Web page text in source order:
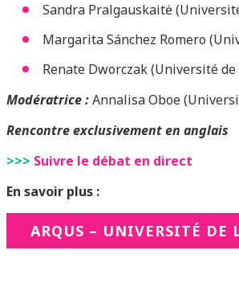
Sandra Pralgauskaitė
Margarita Sánchez Romero
Renate Dworczak (Université de
Modératrice :Annalisa Oboe
Rencontre exclusivement en anglais
>>> Suivre le débat en direct
En savoir plus :
ARQUS – UNIVERSITÉ DE